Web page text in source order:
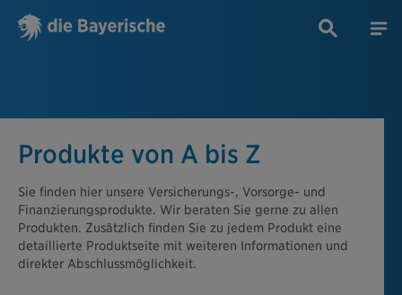
Produkte von A bis Z
Sie finden hier unsere Versicherungs-, Vorsorge- und
Finanzierungsprodukte. Wir beraten Sie gerne zu allen
Produkten. Zusätzlich finden Sie zu jedem Produkt eine
detaillierte Produktseite mit weiteren Informationen und
direkter Abschlussmöglichkeit.